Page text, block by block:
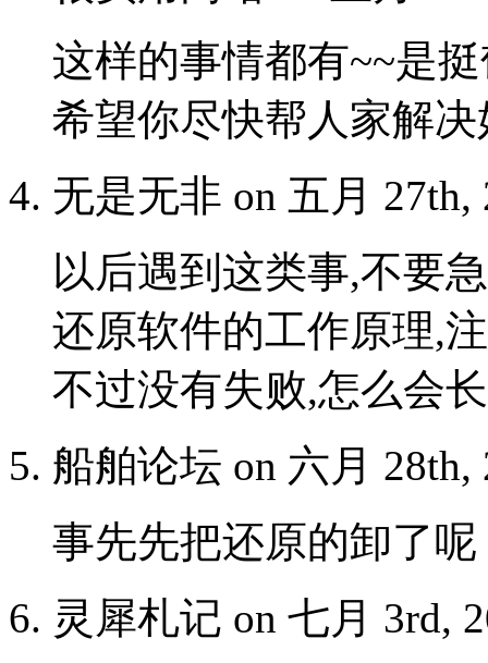
这样的事情都有~~是
希望你尽快帮人家解决
无是无非 on 五月 27th,
以后遇到这类事,不要
还原软件的工作原理,
不过没有失败,怎么会
船舶论坛 on 六月 28th,
事先先把还原的卸了呢
灵犀札记 on 七月 3rd,